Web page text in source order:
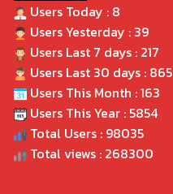
Users Today : 8
Users Yesterday : 39
Users Last 7 days : 217
Users Last 30 days : 865
Users This Month : 163
Users This Year : 5854
Total Users : 98035
Total views : 268300